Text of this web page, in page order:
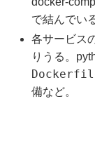
で結んでい
各サービス
りうる。
備など。